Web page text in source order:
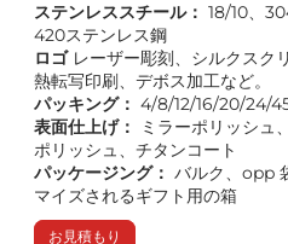
ステンレススチール： 18/10、
420ステンレス鋼
ロゴレーザー彫刻、シルクスク
熱転写印刷、デボス加工など。
パッキング： 4/8/12/16/20/24/
表面仕上げ：
ミラーポリッシュ
ポリッシュ、チタンコート
パッケージング： バルク、opp
マイズされるギフト用の箱
お見積もり